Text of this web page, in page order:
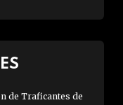
de Traficantes de